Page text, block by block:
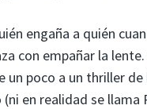
engaña a quién
con empañar la lente.
un poco a un thriller
en realidad se